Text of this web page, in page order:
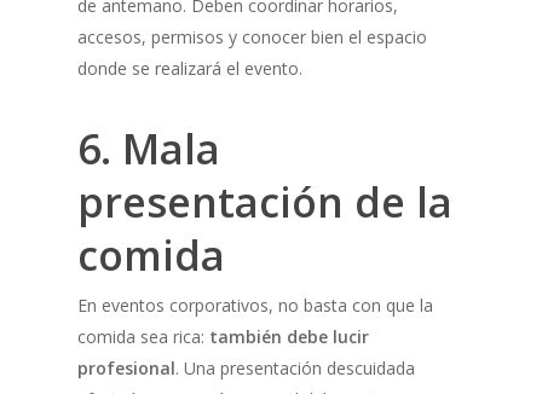
de antemano. Deben coordinar horarios,
accesos, permisos y conocer bien el espacio
donde se realizará el evento.
6. Mala
presentación de la
comida
En eventos corporativos, no basta con que la
comida sea rica: también debe lucir
profesional. Una presentación descuidada